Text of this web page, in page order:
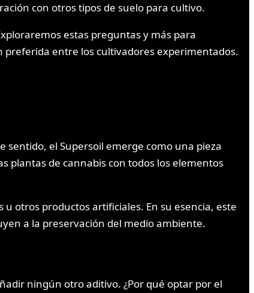
con otros tipos de suelo para cultivo.
estas preguntas y más para
preferida entre los cultivadores experimentados.
el Supersoil emerge como una pieza
plantas de cannabis con todos los elementos
otros productos artificiales. En su esencia, este
a la preservación del medio ambiente.
ningún otro aditivo. ¿Por qué optar por el